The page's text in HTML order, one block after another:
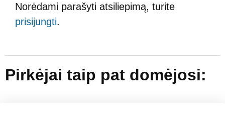
Norėdami parašyti atsiliepimą, turite
prisijungti.
Pirkėjai taip pat domėjosi: